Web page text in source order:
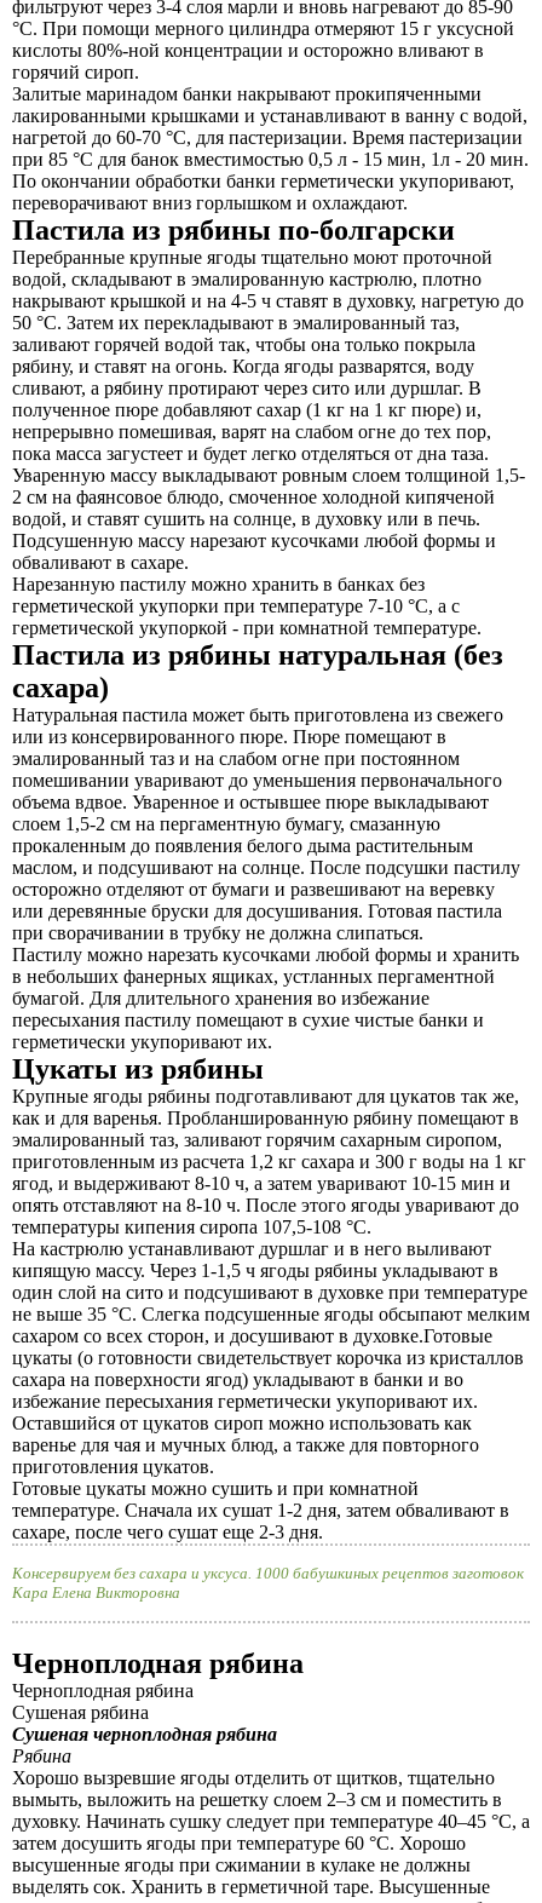
фильтруют через 3-4 слоя марли и вновь нагревают до 85-90
°С. При помощи мерного цилиндра отмеряют 15 г уксусной
кислоты 80%-ной концентрации и осторожно вливают в
горячий сироп.
Залитые маринадом банки накрывают прокипяченными
лакированными крышками и устанавливают в ванну с водой,
нагретой до 60-70 °С, для пастеризации. Время пастеризации
при 85 °С для банок вместимостью 0,5 л - 15 мин, 1л - 20 мин.
По окончании обработки банки герметически укупоривают,
переворачивают вниз горлышком и охлаждают.
Пастила из рябины по-болгарски
Перебранные крупные ягоды тщательно моют проточной
водой, складывают в эмалированную кастрюлю, плотно
накрывают крышкой и на 4-5 ч ставят в духовку, нагретую до
50 °С. Затем их перекладывают в эмалированный таз,
заливают горячей водой так, чтобы она только покрыла
рябину, и ставят на огонь. Когда ягоды разварятся, воду
сливают, а рябину протирают через сито или дуршлаг. В
полученное пюре добавляют сахар (1 кг на 1 кг пюре) и,
непрерывно помешивая, варят на слабом огне до тех пор,
пока масса загустеет и будет легко отделяться от дна таза.
Уваренную массу выкладывают ровным слоем толщиной 1,5-
2 см на фаянсовое блюдо, смоченное холодной кипяченой
водой, и ставят сушить на солнце, в духовку или в печь.
Подсушенную массу нарезают кусочками любой формы и
обваливают в сахаре.
Нарезанную пастилу можно хранить в банках без
герметической укупорки при температуре 7-10 °С, а с
герметической укупоркой - при комнатной температуре.
Пастила из рябины натуральная (без
сахара)
Натуральная пастила может быть приготовлена из свежего
или из консервированного пюре. Пюре помещают в
эмалированный таз и на слабом огне при постоянном
помешивании уваривают до уменьшения первоначального
объема вдвое. Уваренное и остывшее пюре выкладывают
слоем 1,5-2 см на пергаментную бумагу, смазанную
прокаленным до появления белого дыма растительным
маслом, и подсушивают на солнце. После подсушки пастилу
осторожно отделяют от бумаги и развешивают на веревку
или деревянные бруски для досушивания. Готовая пастила
при сворачивании в трубку не должна слипаться.
Пастилу можно нарезать кусочками любой формы и хранить
в небольших фанерных ящиках, устланных пергаментной
бумагой. Для длительного хранения во избежание
пересыхания пастилу помещают в сухие чистые банки и
герметически укупоривают их.
Цукаты из рябины
Крупные ягоды рябины подготавливают для цукатов так же,
как и для варенья. Пробланшированную рябину помещают в
эмалированный таз, заливают горячим сахарным сиропом,
приготовленным из расчета 1,2 кг сахара и 300 г воды на 1 кг
ягод, и выдерживают 8-10 ч, а затем уваривают 10-15 мин и
опять отставляют на 8-10 ч. После этого ягоды уваривают до
температуры кипения сиропа 107,5-108 °С.
На кастрюлю устанавливают дуршлаг и в него выливают
кипящую массу. Через 1-1,5 ч ягоды рябины укладывают в
один слой на сито и подсушивают в духовке при температуре
не выше 35 °С. Слегка подсушенные ягоды обсыпают мелким
сахаром со всех сторон, и досушивают в духовке.Готовые
цукаты (о готовности свидетельствует корочка из кристаллов
сахара на поверхности ягод) укладывают в банки и во
избежание пересыхания герметически укупоривают их.
Оставшийся от цукатов сироп можно использовать как
варенье для чая и мучных блюд, а также для повторного
приготовления цукатов.
Готовые цукаты можно сушить и при комнатной
температуре. Сначала их сушат 1-2 дня, затем обваливают в
сахаре, после чего сушат еще 2-3 дня.
Консервируем без сахара и уксуса. 1000 бабушкиных рецептов заготовок
Кара Елена Викторовна
Черноплодная рябина
Черноплодная рябина
Сушеная рябина
Сушеная черноплодная рябина
Рябина
Хорошо вызревшие ягоды отделить от щитков, тщательно
вымыть, выложить на решетку слоем 2–3 см и поместить в
духовку. Начинать сушку следует при температуре 40–45 °C, а
затем досушить ягоды при температуре 60 °C. Хорошо
высушенные ягоды при сжимании в кулаке не должны
выделять сок. Хранить в герметичной таре. Высушенные